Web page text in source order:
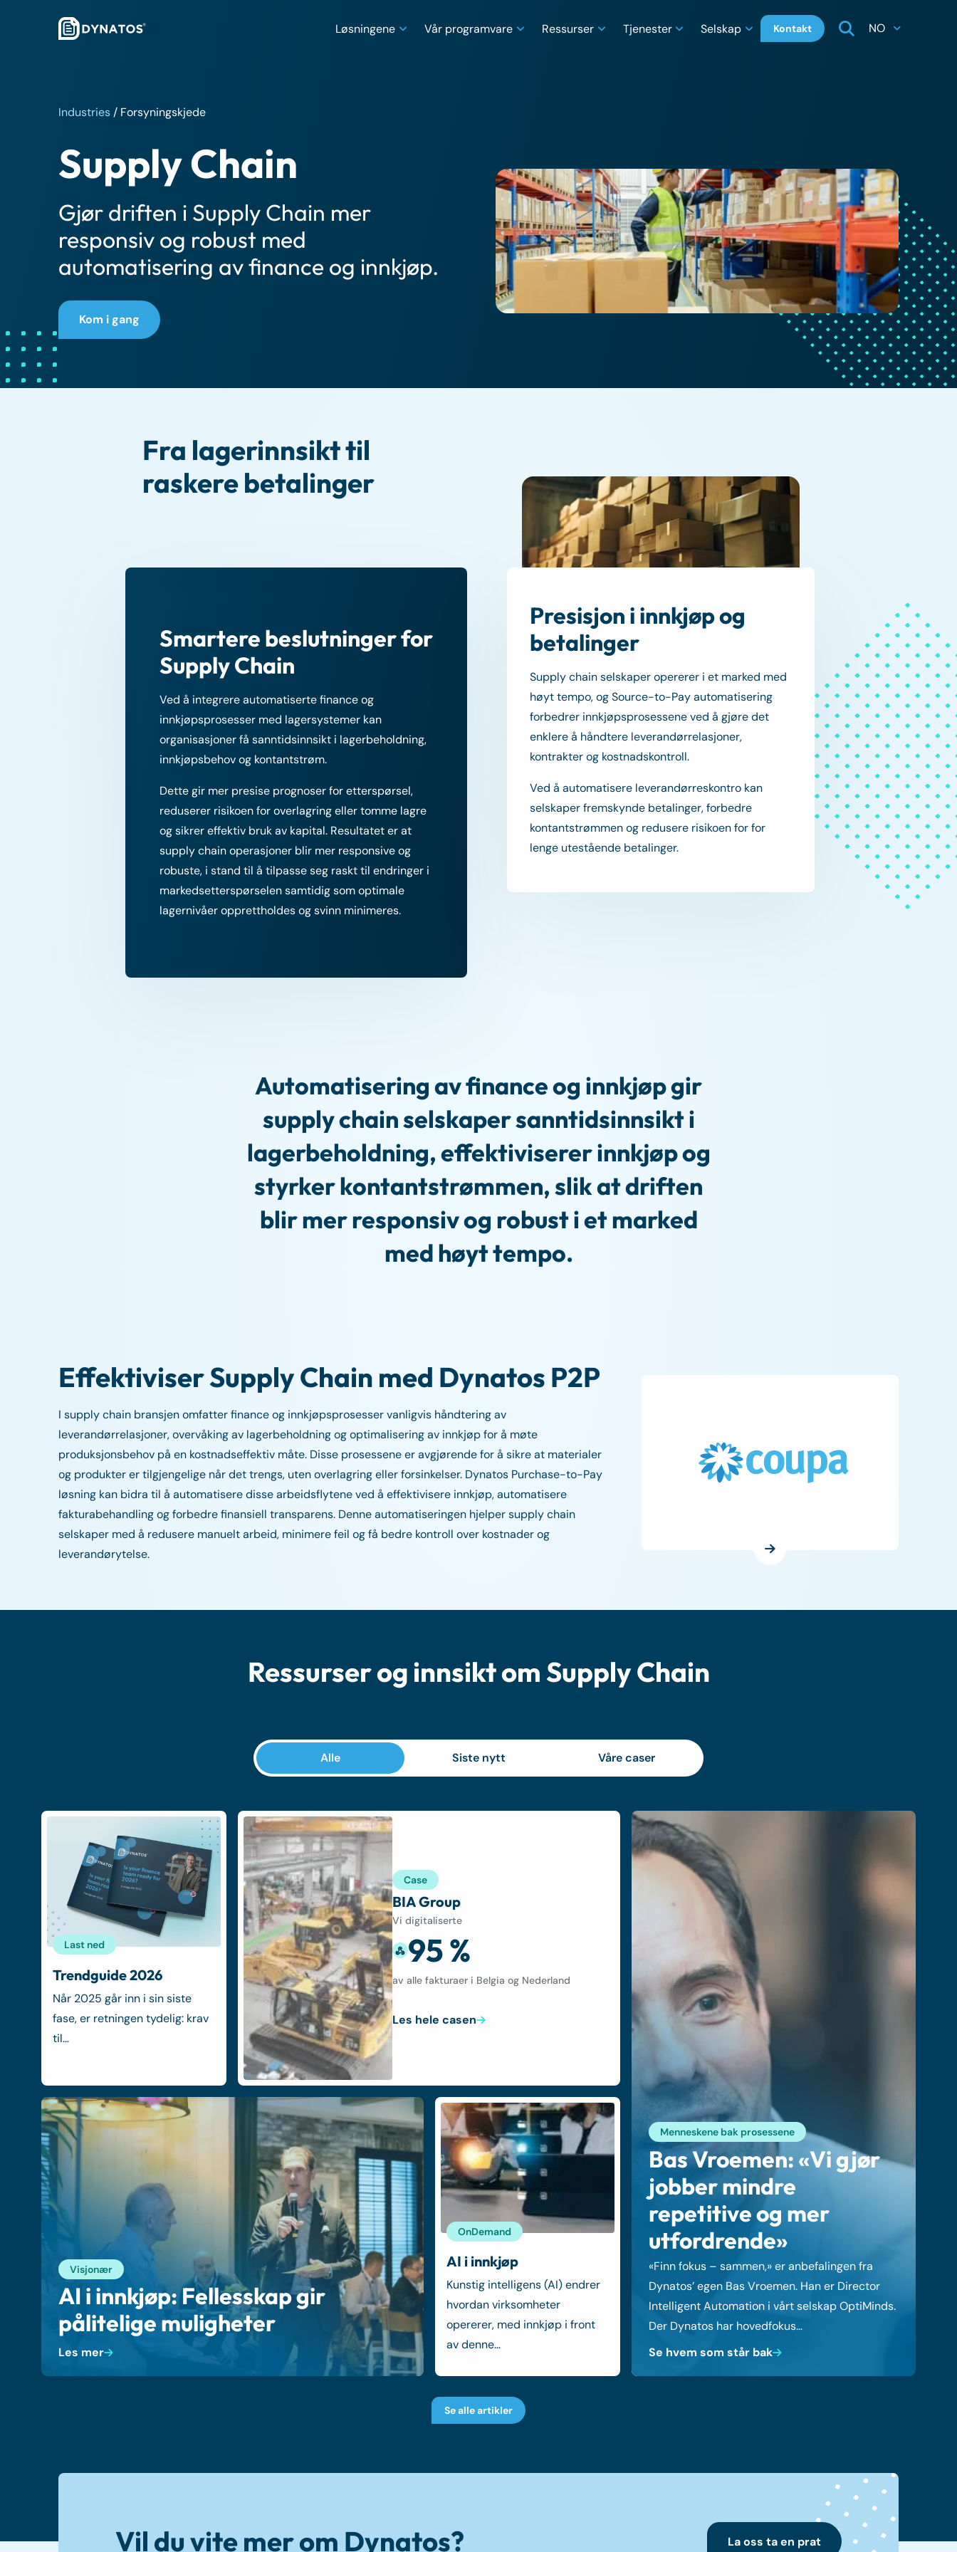
Løsningene Vår programvare Ressurser Tjenester Selskap Kontakt NO
Industries / Forsyningskjede
Supply Chain
Gjør driften i Supply Chain mer
responsiv og robust med
automatisering av finance og innkjøp.
Kom i gang
Fra lagerinnsikt til
raskere betalinger
Smartere beslutninger for
Supply Chain
Ved å integrere automatiserte finance og
innkjøpsprosesser med lagersystemer kan
organisasjoner få sanntidsinnsikt i lagerbeholdning,
innkjøpsbehov og kontantstrøm.
Dette gir mer presise prognoser for etterspørsel,
reduserer risikoen for overlagring eller tomme lagre
og sikrer effektiv bruk av kapital. Resultatet er at
supply chain operasjoner blir mer responsive og
robuste, i stand til å tilpasse seg raskt til endringer i
markedsetterspørselen samtidig som optimale
lagernivåer opprettholdes og svinn minimeres.
Presisjon i innkjøp og
betalinger
Supply chain selskaper opererer i et marked med
høyt tempo, og Source-to-Pay automatisering
forbedrer innkjøpsprosessene ved å gjøre det
enklere å håndtere leverandørrelasjoner,
kontrakter og kostnadskontroll.
Ved å automatisere leverandørreskontro kan
selskaper fremskynde betalinger, forbedre
kontantstrømmen og redusere risikoen for for
lenge utestående betalinger.
Automatisering av finance og innkjøp gir
supply chain selskaper sanntidsinnsikt i
lagerbeholdning, effektiviserer innkjøp og
styrker kontantstrømmen, slik at driften
blir mer responsiv og robust i et marked
med høyt tempo.
Effektiviser Supply Chain med Dynatos P2P
I supply chain bransjen omfatter finance og innkjøpsprosesser vanligvis håndtering av
leverandørrelasjoner, overvåking av lagerbeholdning og optimalisering av innkjøp for å møte
produksjonsbehov på en kostnadseffektiv måte. Disse prosessene er avgjørende for å sikre at materialer
og produkter er tilgjengelige når det trengs, uten overlagring eller forsinkelser. Dynatos Purchase-to-Pay
løsning kan bidra til å automatisere disse arbeidsflytene ved å effektivisere innkjøp, automatisere
fakturabehandling og forbedre finansiell transparens. Denne automatiseringen hjelper supply chain
selskaper med å redusere manuelt arbeid, minimere feil og få bedre kontroll over kostnader og
leverandørytelse.
Ressurser og innsikt om Supply Chain
Alle Siste nytt Våre caser
Trendguide 2026
Når 2025 går inn i sin siste
fase, er retningen tydelig: krav
til…
Last ned
Case
BIA Group
Vi digitaliserte
95 %
av alle fakturaer i Belgia og Nederland
Les hele casen
Visjonær
AI i innkjøp: Fellesskap gir
pålitelige muligheter
Les mer
AI i innkjøp
Kunstig intelligens (AI) endrer
hvordan virksomheter
opererer, med innkjøp i front
av denne…
OnDemand
Menneskene bak prosessene
Bas Vroemen: «Vi gjør
jobber mindre
repetitive og mer
utfordrende»
«Finn fokus – sammen,» er anbefalingen fra
Dynatos’ egen Bas Vroemen. Han er Director
Intelligent Automation i vårt selskap OptiMinds.
Der Dynatos har hovedfokus…
Se hvem som står bak
Se alle artikler
Vil du vite mer om Dynatos? La oss ta en prat